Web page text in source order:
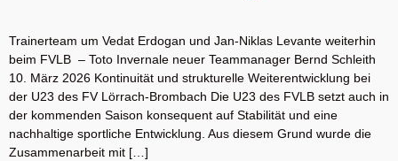
Trainerteam um Vedat Erdogan und Jan-Niklas Levante weiterhin
beim FVLB – Toto Invernale neuer Teammanager Bernd Schleith
10. März 2026 Kontinuität und strukturelle Weiterentwicklung bei
der U23 des FV Lörrach-Brombach Die U23 des FVLB setzt auch in
der kommenden Saison konsequent auf Stabilität und eine
nachhaltige sportliche Entwicklung. Aus diesem Grund wurde die
Zusammenarbeit mit […]